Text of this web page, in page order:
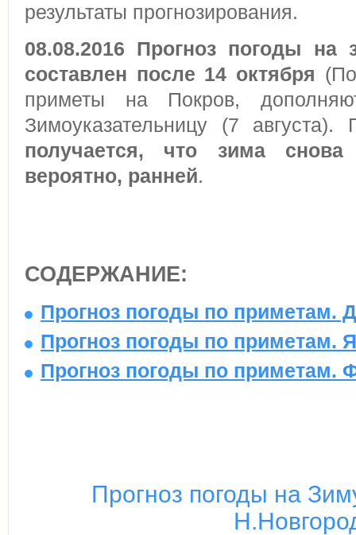
результаты прогнозирования.
08.08.2016 Прогноз погоды на
составлен после 14 октября
приметы на Покров,
Зимоуказательницу (7
получается, что зима
вероятно, ранней.
СОДЕРЖАНИЕ:
Прогноз погоды по приметам.
Прогноз погоды по приметам.
Прогноз погоды по приметам.
Прогноз погоды на